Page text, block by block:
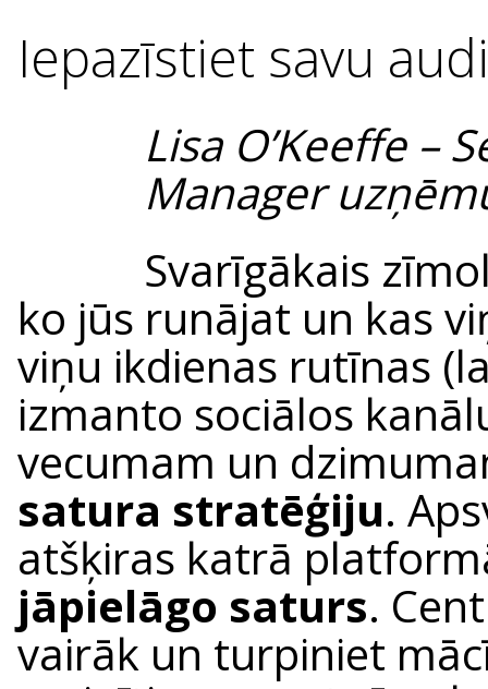
Iepazīstiet savu
Lisa O’Keeffe –
Manager
Svarīgākais
ko jūs runājat un kas
viņu ikdienas rutīnas
izmanto sociālos
vecumam un
satura stratēģiju.
atšķiras katrā
jāpielāgo saturs.
vairāk un turpiniet